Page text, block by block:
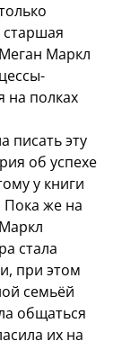
Маркл
на полках
писать эту
об успехе
у книги
Пока же на
стала
при этом
семьёй
общаться
их на